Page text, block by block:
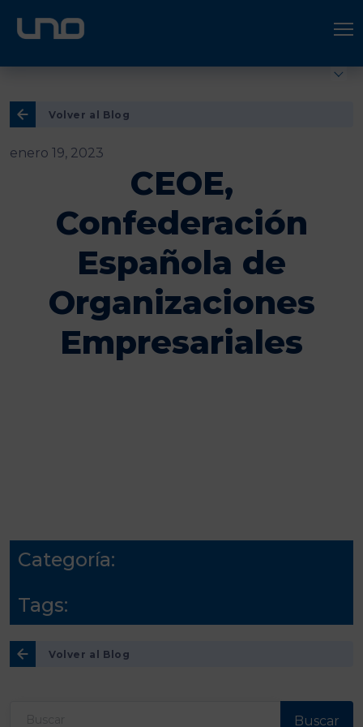
ÚNETE A UNO LOGÍSTICA
Volver al Blog
enero 19, 2023
CEOE,
Confederación
Española de
Organizaciones
Empresariales
Categoría:
Tags:
Volver al Blog
Buscar